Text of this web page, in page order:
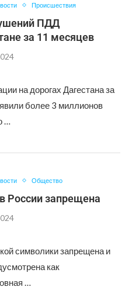
Происшествия
ПДД
за 11 месяцев
на дорогах Дагестана за
более 3 миллионов
…
Общество
России запрещена
символики запрещена и
как
…